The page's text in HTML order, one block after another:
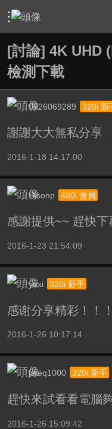
› 家庭劇院 › 家庭劇院
[討論] 4K UHD
檢測下載
0926069289 320i 新
謝謝大大無私分享
2016-1-18 14:17:00
Hisonp 480i 會員
感謝提供~~ 趕快
2016-1-23 21:54:09
yuxi 320i 新手
感谢分享精彩！！！
2016-1-26 10:17:14
jateq1000 320i 新手
趕快來試看看電腦
2016-1-26 15:09:42